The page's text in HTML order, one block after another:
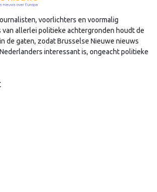
en dat komt vooral omdat …
voorlichters en voormalig
van allerlei politieke achtergronden houdt de
de gaten, zodat Brusselse Nieuwe nieuws
interessant is, ongeacht politieke